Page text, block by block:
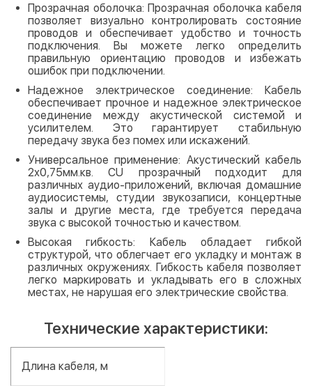
Прозрачная оболочка: Прозрачная оболочка кабеля
позволяет визуально контролировать состояние
проводов и обеспечивает удобство и точность
подключения. Вы можете легко определить
правильную ориентацию проводов и избежать
ошибок при подключении.
Надежное электрическое соединение: Кабель
обеспечивает прочное и надежное электрическое
соединение между акустической системой и
усилителем. Это гарантирует стабильную
передачу звука без помех или искажений.
Универсальное применение: Акустический кабель
2х0,75мм.кв. CU прозрачный подходит для
различных аудио-приложений, включая домашние
аудиосистемы, студии звукозаписи, концертные
залы и другие места, где требуется передача
звука с высокой точностью и качеством.
Высокая гибкость: Кабель обладает гибкой
структурой, что облегчает его укладку и монтаж в
различных окружениях. Гибкость кабеля позволяет
легко маркировать и укладывать его в сложных
местах, не нарушая его электрические свойства.
Технические характеристики:
Длина кабеля, м